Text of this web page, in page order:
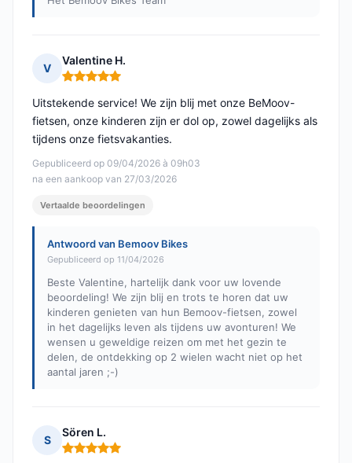
V
Valentine H.
Opmerking: 5 van 5
Gepubliceerd op 09/04/2026 à 09h03
na een aankoop van 27/03/2026
Uitstekende service! We zijn blij met onze BeMoov-
fietsen, onze kinderen zijn er dol op, zowel dagelijks als
tijdens onze fietsvakanties.
Vertaalde beoordelingen
Antwoord van Bemoov Bikes
Gepubliceerd op 11/04/2026
Beste Valentine, hartelijk dank voor uw lovende
beoordeling! We zijn blij en trots te horen dat uw
kinderen genieten van hun Bemoov-fietsen, zowel
in het dagelijks leven als tijdens uw avonturen! We
wensen u geweldige reizen om met het gezin te
delen, de ontdekking op 2 wielen wacht niet op het
aantal jaren ;-)
S
Sören L.
Opmerking: 5 van 5